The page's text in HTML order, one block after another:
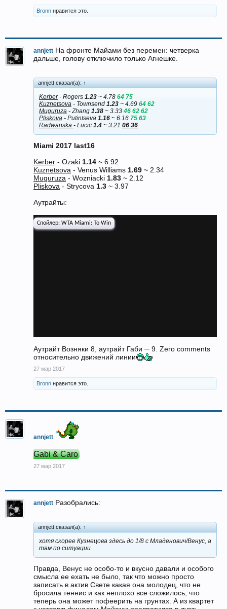
Bronn нравится это.
annjett На фронте Майами без перемен: четверка
дальше, голову отключило только Агнешке.
annjett сказал(а): ↑
Kerber- Rogers 1.23 ~ 4.78 64 75
Kuznetsova - Townsend 1.23 ~ 4.69 64 62
Muguruza - Zhang 1.38 ~ 3.33 46 62 62
Pliskova - Putintseva 1.16 ~ 6.16 75 63
Radwanska - Lucic 1.4 ~ 3.21 06 36
Miami 2017 last16
Kerber - Ozaki 1.14 ~ 6.92
Kuznetsova - Venus Williams 1.69 ~ 2.34
Muguruza - Wozniacki 1.83 ~ 2.12
Pliskova - Strycova 1.3 ~ 3.97
Аутрайты:
Спойлер: WTA Miami: To Win
Аутрайт Возняки 8, аутрайт Габи ─ 9. Zero comments
относительно движений линии
27 мар 2017
Bronn нравится это.
annjett
Gabi & Caro
27 мар 2017
annjett Разобрались:
annjett сказал(а): ↑
хотя скорее Кузнецова здесь до 1/8 с Младенович/Венус, а
там по ситуации
Правда, Венус не особо-то и вкусно давали и особого
смысла ее ехать не было, так что можно просто
записать в актив Свете какая она молодец, что не
бросила теннис и как неплохо все сложилось, что
теперь она может пофеерить на грунтах. А из квартет